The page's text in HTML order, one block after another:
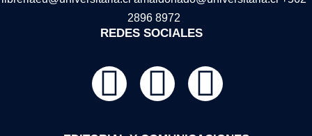
2896 8972
REDES SOCIALES